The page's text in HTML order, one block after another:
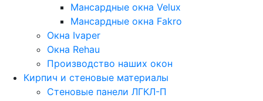
Мансардные окна Velux
Мансардные окна Fakro
Окна Ivaper
Окна Rehau
Производство наших окон
Кирпич и стеновые материалы
Стеновые панели ЛГКЛ-П